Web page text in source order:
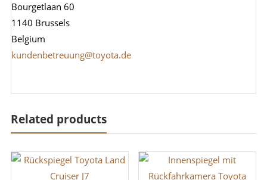
Bourgetlaan 60
1140 Brussels
Belgium
kundenbetreuung@toyota.de
Related products